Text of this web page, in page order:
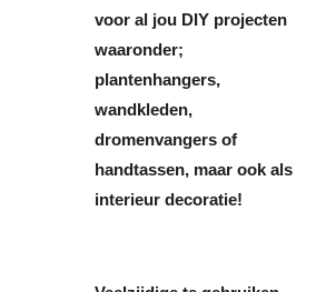
voor al jou DIY projecten
waaronder;
plantenhangers,
wandkleden,
dromenvangers of
handtassen, maar ook als
interieur decoratie!